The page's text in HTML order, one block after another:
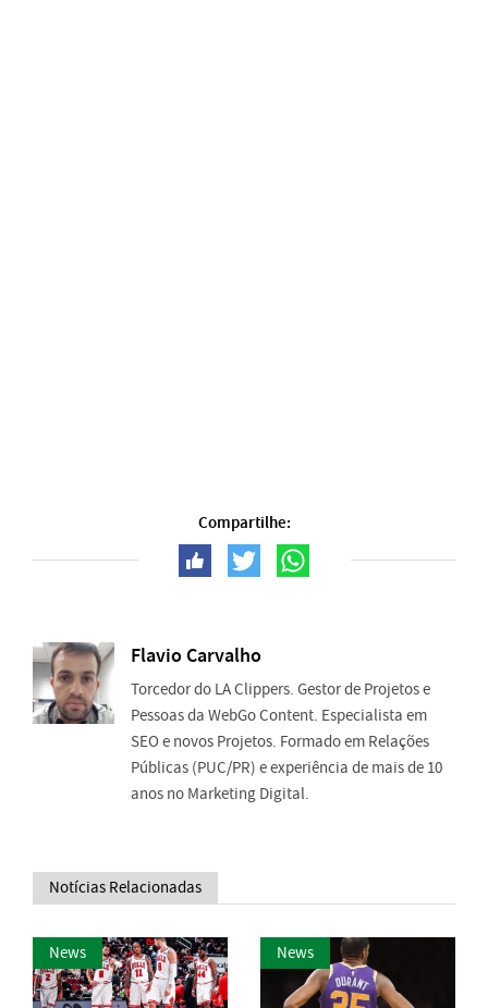
Compartilhe:
Flavio Carvalho
Torcedor do LA Clippers. Gestor de Projetos e
Pessoas da WebGo Content. Especialista em
SEO e novos Projetos. Formado em Relações
Públicas (PUC/PR) e experiência de mais de 10
anos no Marketing Digital.
Notícias Relacionadas
News News